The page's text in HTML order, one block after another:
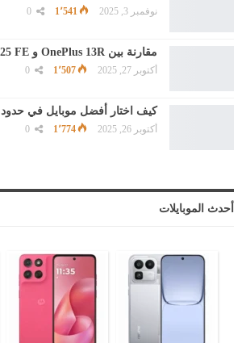
نوفمبر 3, 2025 1٬541
مقارنة بين OnePlus 13R و Galaxy S25 FE
أكتوبر 27, 2025 1٬507
كيف اختار أفضل موبايل في حدود 130000 دينار
أكتوبر 26, 2025 1٬774
أحدث الموبايلات